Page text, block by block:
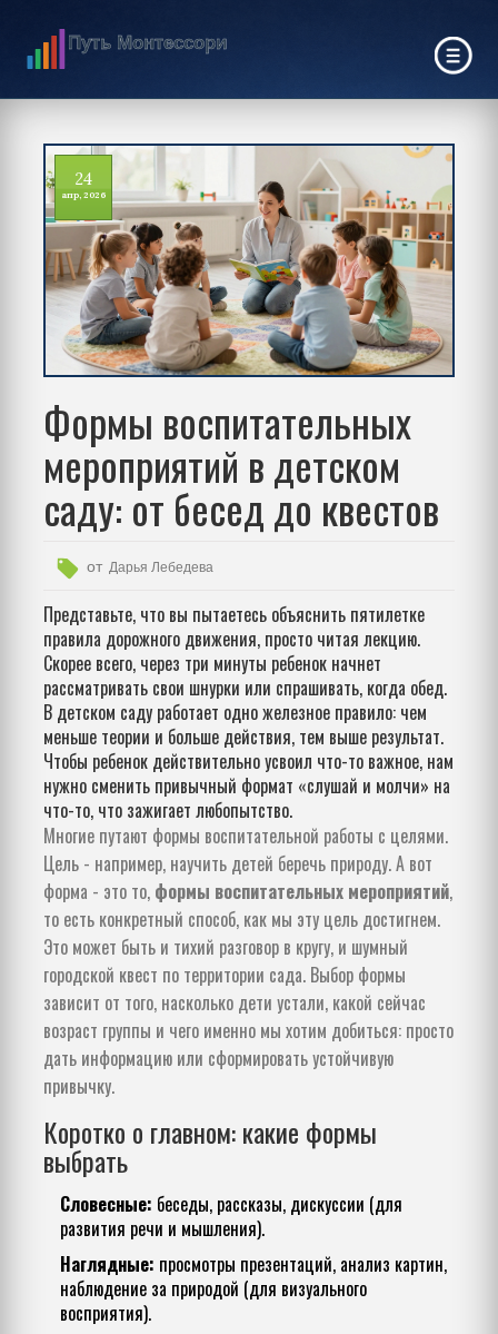
24
апр, 2026
Формы воспитательных
мероприятий в детском
саду: от бесед до квестов
от Дарья Лебедева
Представьте, что вы пытаетесь объяснить пятилетке
правила дорожного движения, просто читая лекцию.
Скорее всего, через три минуты ребенок начнет
рассматривать свои шнурки или спрашивать, когда обед.
В детском саду работает одно железное правило: чем
меньше теории и больше действия, тем выше результат.
Чтобы ребенок действительно усвоил что-то важное, нам
нужно сменить привычный формат «слушай и молчи» на
что-то, что зажигает любопытство.
Многие путают формы воспитательной работы с целями.
Цель - например, научить детей беречь природу. А вот
форма - это то, формы воспитательных мероприятий,
то есть конкретный способ, как мы эту цель достигнем.
Это может быть и тихий разговор в кругу, и шумный
городской квест по территории сада. Выбор формы
зависит от того, насколько дети устали, какой сейчас
возраст группы и чего именно мы хотим добиться: просто
дать информацию или сформировать устойчивую
привычку.
Коротко о главном: какие формы
выбрать
Словесные: беседы, рассказы, дискуссии (для
развития речи и мышления).
Наглядные: просмотры презентаций, анализ картин,
наблюдение за природой (для визуального
восприятия).